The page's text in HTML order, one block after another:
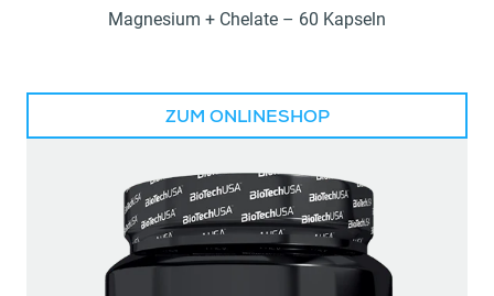
Magnesium + Chelate – 60 Kapseln
ZUM ONLINESHOP